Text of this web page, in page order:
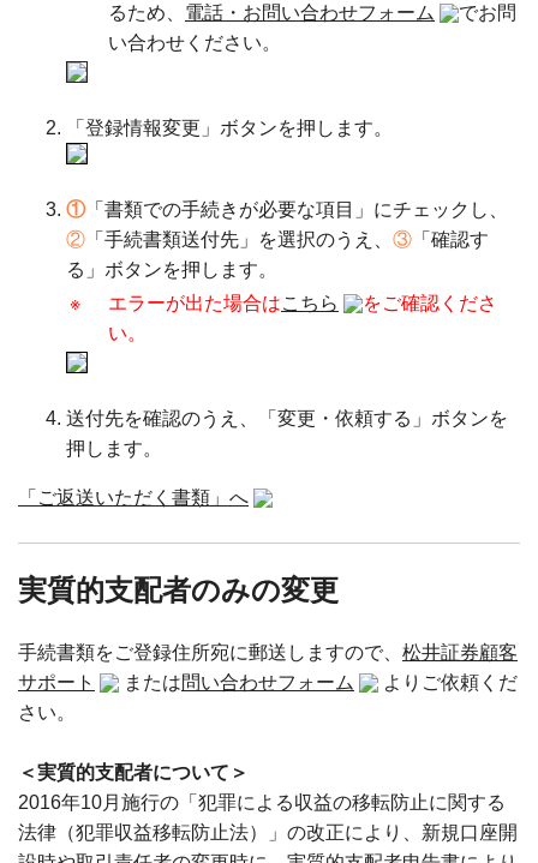
るため、 電話・お問い合わせフォーム
でお問
い合わせください。
「登録情報変更」ボタンを押します。
①「書類での手続きが必要な項目」にチェックし、
② 「手続書類送付先」を選択のうえ、 ③ 「確認す
る」ボタンを押します。
※
エラーが出た場合はこちら
をご確認くださ
い。
送付先を確認のうえ、「変更・依頼する」ボタンを
押します。
「ご返送いただく書類」へ
実質的支配者のみの変更
手続書類をご登録住所宛に郵送しますので、 松井証券顧客
サポート
または問い合わせフォーム
よりご依頼くだ
さい。
＜実質的支配者について＞
2016年10月施行の「犯罪による収益の移転防止に関する
法律（犯罪収益移転防止法）」の改正により、新規口座開